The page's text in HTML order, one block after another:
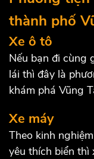
thành phố
Xe ô tô
Nếu bạn đi cùng
lái thì đây là
khám phá Vũng
Xe máy
Theo kinh
yêu thích biển thì